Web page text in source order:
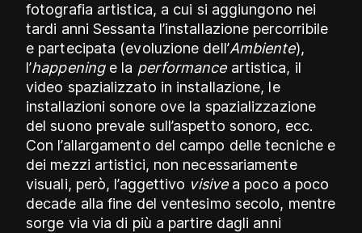
fotografia artistica, a cui si aggiungono nei
tardi anni Sessanta l’installazione percorribile
e partecipata (evoluzione dell’Ambiente),
l’happeninge la performanceartistica, il
video spazializzato in installazione, le
installazioni sonore ove la spazializzazione
del suono prevale sull’aspetto sonoro, ecc.
Con l’allargamento del campo delle tecniche e
dei mezzi artistici, non necessariamente
visuali, però, l’aggettivo visivea poco a poco
decade alla fine del ventesimo secolo, mentre
sorge via via di più a partire dagli anni